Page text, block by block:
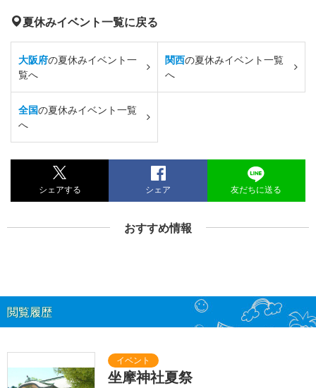
夏休みイベント一覧に戻る
大阪府の夏休みイベント一
覧へ
関西の夏休みイベント一覧
へ
全国の夏休みイベント一覧
へ
シェアする シェア 友だちに送る
おすすめ情報
閲覧履歴
坐摩神社夏祭